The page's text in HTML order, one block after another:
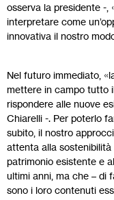
osserva la presidente -,
interpretare come
innovativa il nostro
Nel futuro immediato,
mettere in campo tutto
rispondere alle nuove
Chiarelli -. Per poterlo
subito, il nostro
attenta alla
patrimonio esistente e
ultimi anni, ma che – di
sono i loro contenuti